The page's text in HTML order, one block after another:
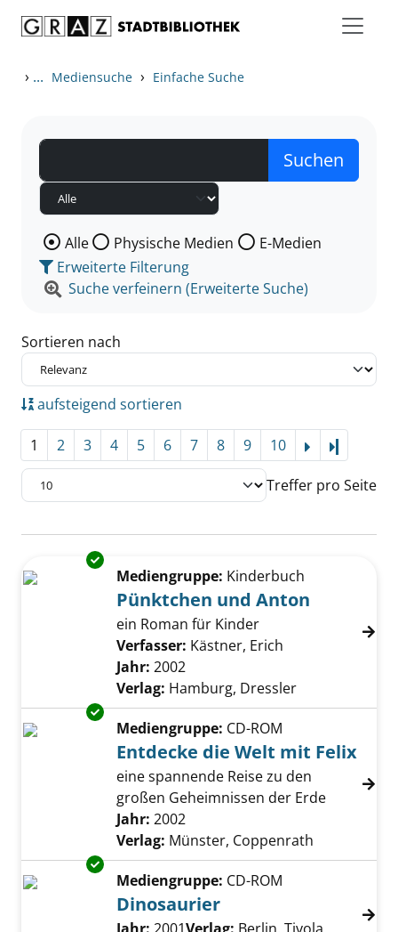
› ... Mediensuche › Einfache Suche
Wählen Sie die Medienart nach der Sie suchen wollen.
Alle Physische Medien
E-Medien
Erweiterte Filterung
Suche verfeinern (Erweiterte Suche)
Sortieren nach
aufsteigend sortieren
1 2 3 4 5 6 7 8 9 10
Treffer pro Seite
Suchergebnis
Zu den Suchfiltern springen
Exemplar-Details von Pünktchen und Anton
Mediengruppe: Kinderbuch
Pünktchen und Anton
ein Roman für Kinder
Verfasser: Kästner, Erich
Jahr: 2002
Verlag: Hamburg, Dressler
Exemplar-Details von Entdecke die Welt mit
Mediengruppe: CD-ROM
Entdecke die Welt mit Felix
eine spannende Reise zu den
großen Geheimnissen der Erde
Suche nach diesem Verfasser
Jahr: 2002
Verlag: Münster, Coppenrath
Exemplar-Details von Dinosaurier anzeigen
Mediengruppe: CD-ROM
Dinosaurier